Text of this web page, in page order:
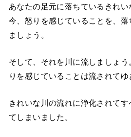
あなたの足元に落ちているきれい
今、怒りを感じていることを、
ましょう。
そして、それを川に流しましょ
りを感じていることは流されてゆ
きれいな川の流れに浄化されて
てしまいました。